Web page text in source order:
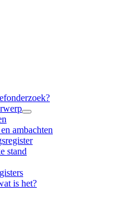
ambachten
stand
is het?